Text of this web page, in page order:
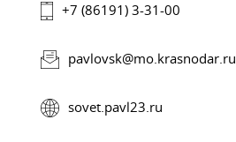
+7 (86191) 3-31-00
pavlovsk@mo.krasnodar.ru
sovet.pavl23.ru